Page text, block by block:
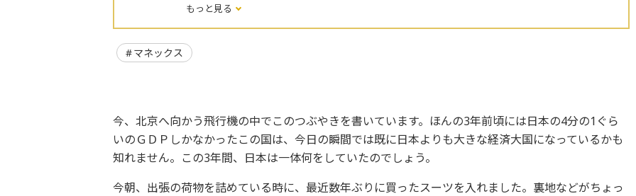
もっと見る
マネックス
今、北京へ向かう飛行機の中でこのつぶやきを書いています。ほんの3年前頃には日本の4分の1ぐら
いのＧＤＰしかなかったこの国は、今日の瞬間では既に日本よりも大きな経済大国になっているかも
知れません。この3年間、日本は一体何をしていたのでしょう。
今朝、出張の荷物を詰めている時に、最近数年ぶりに買ったスーツを入れました。裏地などがちょっ